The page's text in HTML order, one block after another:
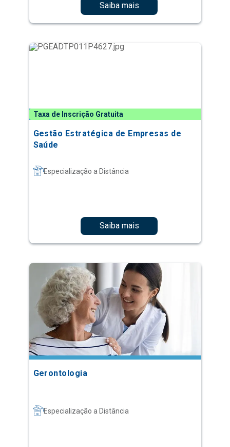
Saiba mais
Taxa de Inscrição Gratuita
Gestão Estratégica de Empresas de
Saúde
Especialização a Distância
Saiba mais
Gerontologia
Especialização a Distância